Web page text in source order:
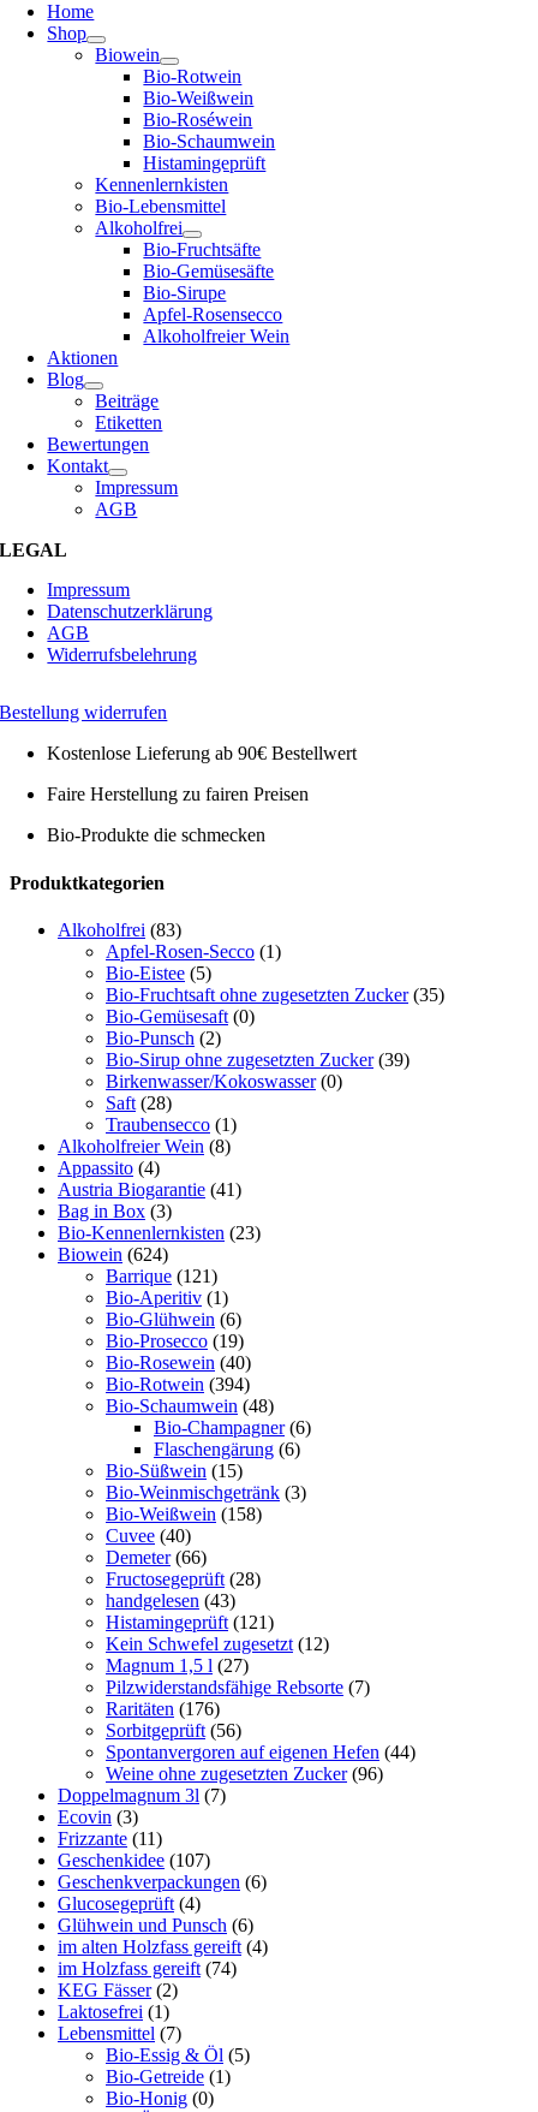
Home
Shop
Biowein
Bio-Rotwein
Bio-Weißwein
Bio-Roséwein
Bio-Schaumwein
Histamingeprüft
Kennenlernkisten
Bio-Lebensmittel
Alkoholfrei
Bio-Fruchtsäfte
Bio-Gemüsesäfte
Bio-Sirupe
Apfel-Rosensecco
Alkoholfreier Wein
Aktionen
Blog
Beiträge
Etiketten
Bewertungen
Kontakt
Impressum
AGB
LEGAL
Impressum
Datenschutzerklärung
AGB
Widerrufsbelehrung
Bestellung widerrufen
Kostenlose Lieferung ab 90€ Bestellwert
Faire Herstellung zu fairen Preisen
Bio-Produkte die schmecken
Toggle
Produktkategorien
Alkoholfrei (83)
Apfel-Rosen-Secco (1)
Bio-Eistee (5)
Bio-Fruchtsaft ohne zugesetzten Zucker (35)
Bio-Gemüsesaft (0)
Bio-Punsch (2)
Bio-Sirup ohne zugesetzten Zucker (39)
Birkenwasser/Kokoswasser (0)
Saft (28)
Traubensecco (1)
Alkoholfreier Wein (8)
Appassito (4)
Austria Biogarantie (41)
Bag in Box (3)
Bio-Kennenlernkisten (23)
Biowein (624)
Barrique (121)
Bio-Aperitiv (1)
Bio-Glühwein (6)
Bio-Prosecco (19)
Bio-Rosewein (40)
Bio-Rotwein (394)
Bio-Schaumwein (48)
Bio-Champagner (6)
Flaschengärung (6)
Bio-Süßwein (15)
Bio-Weinmischgetränk (3)
Bio-Weißwein (158)
Cuvee (40)
Demeter (66)
Fructosegeprüft (28)
handgelesen (43)
Histamingeprüft (121)
Kein Schwefel zugesetzt (12)
Magnum 1,5 l (27)
Pilzwiderstandsfähige Rebsorte (7)
Raritäten (176)
Sorbitgeprüft (56)
Spontanvergoren auf eigenen Hefen (44)
Weine ohne zugesetzten Zucker (96)
Doppelmagnum 3l (7)
Ecovin (3)
Frizzante (11)
Geschenkidee (107)
Geschenkverpackungen (6)
Glucosegeprüft (4)
Glühwein und Punsch (6)
im alten Holzfass gereift (4)
im Holzfass gereift (74)
KEG Fässer (2)
Laktosefrei (1)
Lebensmittel (7)
Bio-Essig & Öl (5)
Bio-Getreide (1)
Bio-Honig (0)